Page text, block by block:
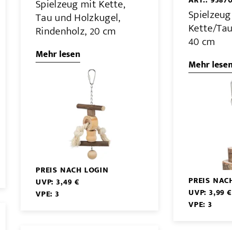
Spielzeug mit Kette,
Tau und Holzkugel,
Rindenholz, 20 cm
Mehr lesen
PREIS NACH LOGIN
UVP: 3,49 €
VPE: 3
Kette/
40 cm
Mehr
PREIS
UVP: 3,99 €
VPE: 3